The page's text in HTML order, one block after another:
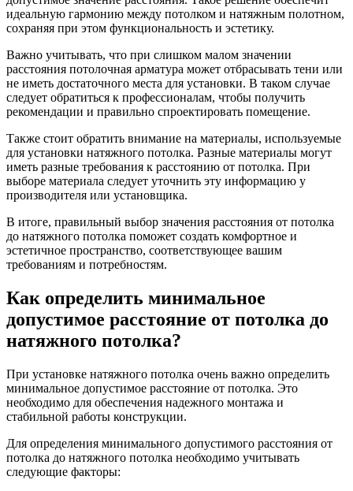
идеальную гармонию между потолком и натяжным полотном,
сохраняя при этом функциональность и эстетику.
Важно учитывать, что при слишком малом значении
расстояния потолочная арматура может отбрасывать тени или
не иметь достаточного места для установки. В таком случае
следует обратиться к профессионалам, чтобы получить
рекомендации и правильно спроектировать помещение.
Также стоит обратить внимание на материалы, используемые
для установки натяжного потолка. Разные материалы могут
иметь разные требования к расстоянию от потолка. При
выборе материала следует уточнить эту информацию у
производителя или установщика.
В итоге, правильный выбор значения расстояния от потолка
до натяжного потолка поможет создать комфортное и
эстетичное пространство, соответствующее вашим
требованиям и потребностям.
Как определить минимальное
допустимое расстояние от потолка до
натяжного потолка?
При установке натяжного потолка очень важно определить
минимальное допустимое расстояние от потолка. Это
необходимо для обеспечения надежного монтажа и
стабильной работы конструкции.
Для определения минимального допустимого расстояния от
потолка до натяжного потолка необходимо учитывать
следующие факторы: